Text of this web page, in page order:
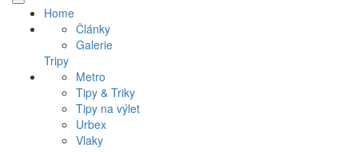
Primary
Menu
Home
Články
Galerie
Tripy
Metro
Tipy & Triky
Tipy na výlet
Urbex
Vlaky